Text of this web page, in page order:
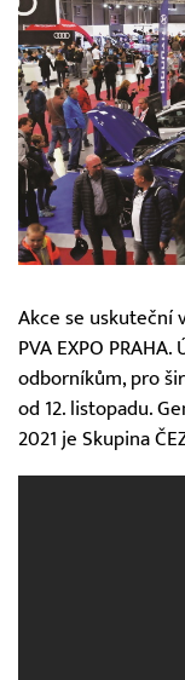
Akce se uskuteční
PVA EXPO
odborníkům, pro
od 12. listopadu.
2021 je Skupina